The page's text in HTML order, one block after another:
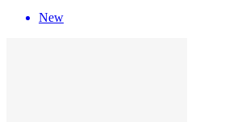
New